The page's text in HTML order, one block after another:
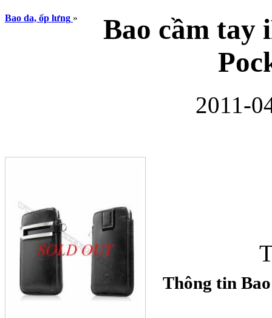
Bao da Samsung
Bao da, ốp lưng »
Bao cầm tay
2011-
Thông tin